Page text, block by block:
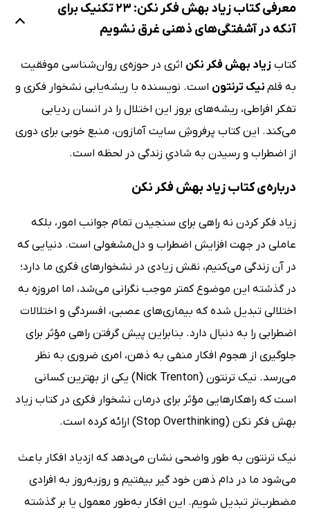
معرفی کتاب زیاد بهش فکر نکن: 23 تکنیک برای
آنکه در آشفتگی‌های ذهنی غرق نشویم
کتاب زیاد بهش فکر نکن اثری در حوزه‌ی روان‌شناسی موفقیت
به قلم نیک ترنتون است. نویسنده با ریشه‌یابی نشخوار فکری و
تفکر افراطی، ریشه‌های بروز این اختلال را در انسان ردیابی
می‌کند. این کتاب پرفروشِ سایت آمازون، منبع خوبی برای دوری
از اضطراب و رسیدن به شادیِ زندگی در لحظه است.
درباره‌ی کتاب زیاد بهش فکر نکن
زیاد فکر کردن نه راهی برای سنجیدن تمام جوانب امور، بلکه
عاملی در جهت افزایش‌ اضطراب و دل‌مشغولی است. دنیایی که
در آن زندگی می‌کنیم، نقش زیادی در نشخوارهای فکری ما دارد؛
در گذشته این موضوع کمتر موجب نگرانی می‌شد، اما امروزه به
اختلالی تبدیل شده که بیماری‌های عصبی، افسردگی و اختلالات
اضطرابی را به دنبال دارد. بنابراین پیش گرفتن راهی مؤثر برای
جلوگیری از هجوم افکار منفی به ذهن، امری ضروری به نظر
می‌رسد. نیک ترنتون (Nick Trenton) یکی از بهترین کسانی
است که راهکارهایی مؤثر برای درمان نشخوار فکری در کتاب زیاد
بهش فکر نکن (Stop Overthinking) ارائه کرده است.
نیک ترنتون به طور واضحی نشان می‌دهد که ازدیاد افکار باعث
می‌شود ما در دام ذهن خود گیر بیفتیم و روزبه‌روز به افرادی
مضطرب‌تر تبدیل شویم. این افکار به‌طور معمول یا بر گذشته